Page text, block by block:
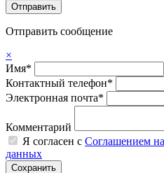
Отправить сообщение
×
Имя*
Контактный телефон*
Электронная почта*
Комментарий
Я согласен с Соглашением
данных